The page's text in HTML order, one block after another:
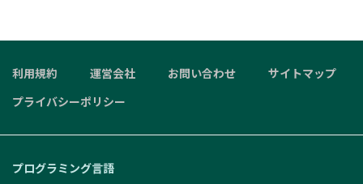
利用規約 運営会社 お問い合わせ
サイトマップ
プライバシーポリシー
プログラミング言語